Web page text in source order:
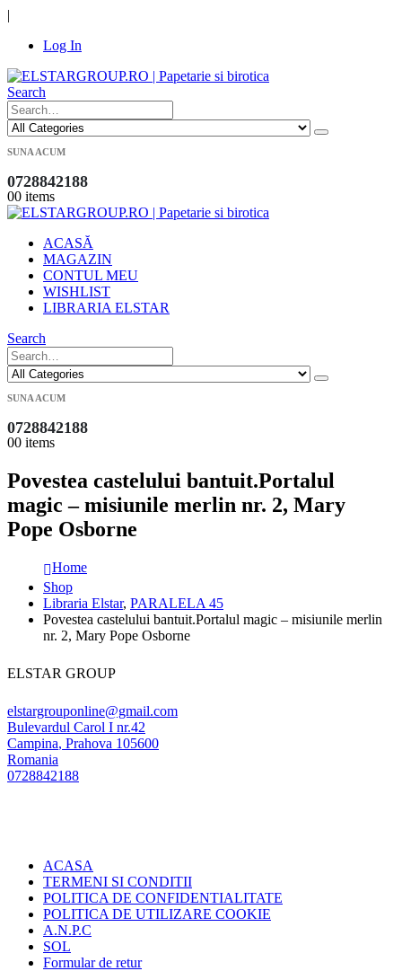
|
Log In
Search
SUNA ACUM
0728842188
00 items
ACASĂ
MAGAZIN
CONTUL MEU
WISHLIST
LIBRARIA ELSTAR
Search
SUNA ACUM
0728842188
00 items
Povestea castelului bantuit.Portalul
magic – misiunile merlin nr. 2, Mary
Pope Osborne
Home
Shop
Libraria Elstar, PARALELA 45
Povestea castelului bantuit.Portalul magic – misiunile merlin
nr. 2, Mary Pope Osborne
ELSTAR GROUP
elstargrouponline@gmail.com
Bulevardul Carol I nr.42
Campina, Prahova 105600
Romania
0728842188
ACASA
TERMENI SI CONDITII
POLITICA DE CONFIDENTIALITATE
POLITICA DE UTILIZARE COOKIE
A.N.P.C
SOL
Formular de retur